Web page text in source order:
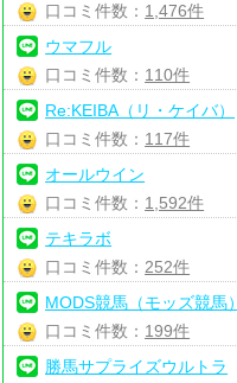
口コミ件数： 1,476件
ウマフル
口コミ件数： 110件
Re:KEIBA（リ・ケイバ）
口コミ件数： 117件
オールウイン
口コミ件数： 1,592件
テキラボ
口コミ件数： 252件
MODS競馬（モッズ競馬）
口コミ件数： 199件
勝馬サプライズウルトラ